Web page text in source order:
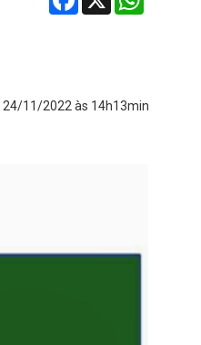
24/11/2022 às 14h13min